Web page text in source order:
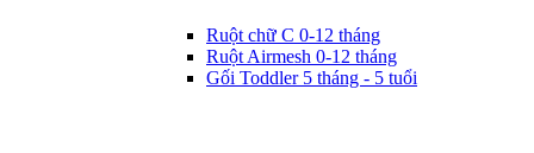
Ruột chữ C 0-12 tháng
Ruột Airmesh 0-12 tháng
Gối Toddler 5 tháng - 5 tuổi